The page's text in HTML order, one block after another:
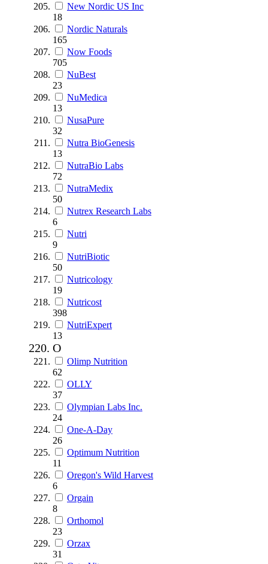
New Nordic US Inc
18
Nordic Naturals
165
Now Foods
705
NuBest
23
NuMedica
13
NusaPure
32
Nutra BioGenesis
13
NutraBio Labs
72
NutraMedix
50
Nutrex Research Labs
6
Nutri
9
NutriBiotic
50
Nutricology
19
Nutricost
398
NutriExpert
13
O
Olimp Nutrition
62
OLLY
37
Olympian Labs Inc.
24
One-A-Day
26
Optimum Nutrition
11
Oregon's Wild Harvest
6
Orgain
8
Orthomol
23
Orzax
31